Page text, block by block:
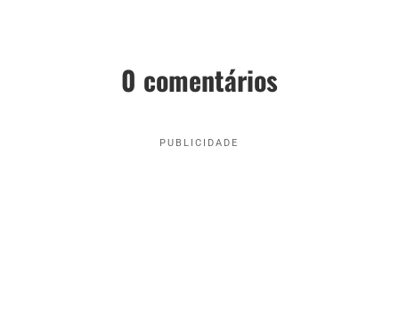
0 comentários
PUBLICIDADE